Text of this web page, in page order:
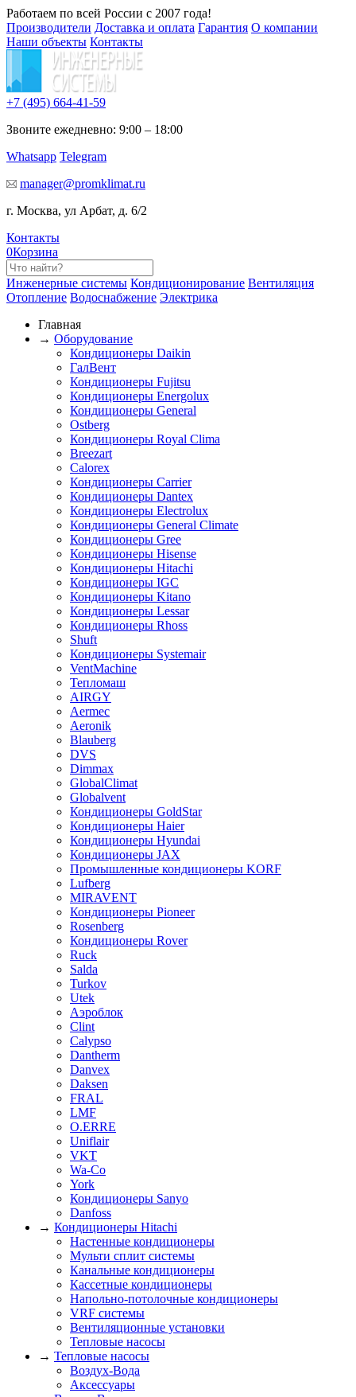
Работаем по всей России с 2007 года!
Производители Доставка и оплата Гарантия О компании
Наши объекты Контакты
+7 (495) 664-41-59
Звоните ежедневно: 9:00 – 18:00
Whatsapp Telegram
manager@promklimat.ru
г. Москва, ул Арбат, д. 6/2
Контакты
0Корзина
Инженерные системы Кондиционирование Вентиляция
Отопление Водоснабжение Электрика
Главная
→ Оборудование
Кондиционеры Daikin
ГалВент
Кондиционеры Fujitsu
Кондиционеры Energolux
Кондиционеры General
Ostberg
Кондиционеры Royal Clima
Breezart
Calorex
Кондиционеры Carrier
Кондиционеры Dantex
Кондиционеры Electrolux
Кондиционеры General Climate
Кондиционеры Gree
Кондиционеры Hisense
Кондиционеры Hitachi
Кондиционеры IGC
Кондиционеры Kitano
Кондиционеры Lessar
Кондиционеры Rhoss
Shuft
Кондиционеры Systemair
VentMachine
Тепломаш
AIRGY
Aermec
Aeronik
Blauberg
DVS
Dimmax
GlobalClimat
Globalvent
Кондиционеры GoldStar
Кондиционеры Haier
Кондиционеры Hyundai
Кондиционеры JAX
Промышленные кондиционеры KORF
Lufberg
MIRAVENT
Кондиционеры Pioneer
Rosenberg
Кондиционеры Rover
Ruck
Salda
Turkov
Utek
Аэроблок
Clint
Calypso
Dantherm
Danvex
Daksen
FRAL
LMF
O.ERRE
Uniflair
VKT
Wa-Co
York
Кондиционеры Sanyo
Danfoss
→ Кондиционеры Hitachi
Настенные кондиционеры
Мульти сплит системы
Канальные кондиционеры
Кассетные кондиционеры
Напольно-потолочные кондиционеры
VRF системы
Вентиляционные установки
Тепловые насосы
→ Тепловые насосы
Воздух-Вода
Аксессуары